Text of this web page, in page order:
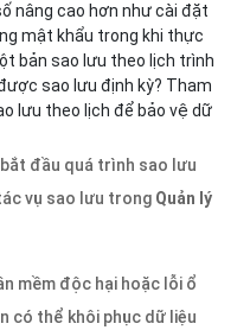
nâng cao hơn như cài đặt
mật khẩu trong khi thực
bản sao lưu theo lịch trình
sao lưu định kỳ? Tham
lưu theo lịch để bảo vệ dữ
đầu quá trình sao lưu
vụ sao lưu trong Quản lý
mềm độc hại hoặc lỗi ổ
có thể khôi phục dữ liệu